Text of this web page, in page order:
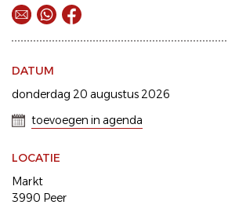
DATUM
donderdag 20 augustus 2026
toevoegen in agenda
LOCATIE
Markt
3990 Peer